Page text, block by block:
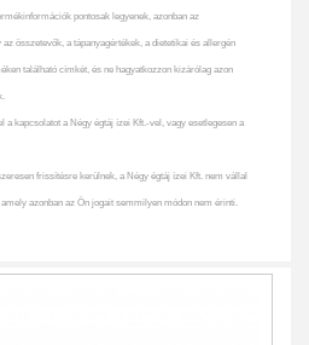
pontosak legyenek, azonban az
összetevők, a tápanyagértékek, a dietetikai és allergén
található címkét, és ne hagyatkozzon kizárólag azon
a kapcsolatot a Négy égtáj ízei Kft.-vel, vagy esetlegesen a
frissítésre kerülnek, a Négy égtáj ízei Kft. nem vállal
azonban az Ön jogait semmilyen módon nem érinti.